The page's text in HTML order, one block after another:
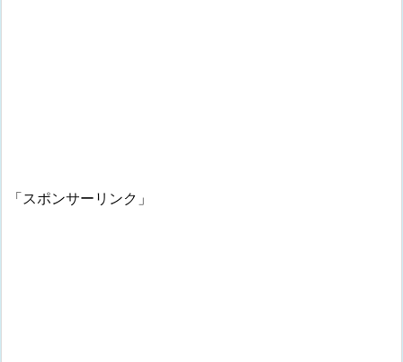
「スポンサーリンク」